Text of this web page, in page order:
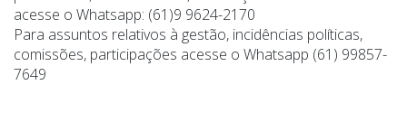
acesse o Whatsapp: (61)9 9624-2170
Para assuntos relativos à gestão, incidências políticas,
comissões, participações acesse o Whatsapp (61) 99857-
7649